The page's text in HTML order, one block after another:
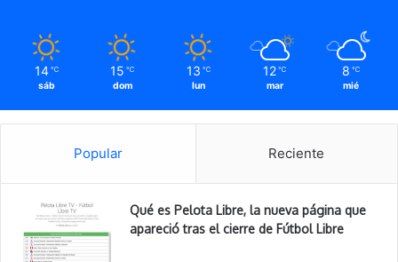
14 ℃
sáb
15 ℃
dom
13 ℃
lun
12 ℃
mar
8 ℃
mié
Popular Reciente
Qué es Pelota Libre, la nueva página que
apareció tras el cierre de Fútbol Libre